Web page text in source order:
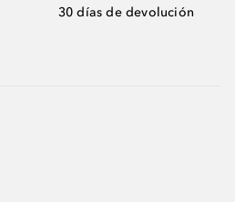
30 días de devolución